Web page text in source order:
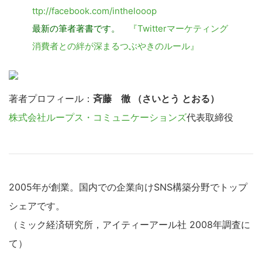
ttp://facebook.com/inthelooop
最新の筆者著書です。
『Twitterマーケティング
消費者との絆が深まるつぶやきのルール』
著者プロフィール：斉藤 徹 （さいとう とおる）
株式会社ループス・コミュニケーションズ代表取締役
2005年が創業。国内での企業向けSNS構築分野でトップ
シェアです。
（ミック経済研究所，アイティーアール社 2008年調査に
て）
の
イ
ト
検
す
る